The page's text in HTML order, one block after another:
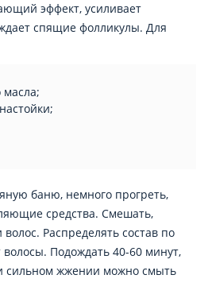
эффект, усиливает
спящие фолликулы. Для
масла;
баню, немного прогреть,
средства. Смешать,
Распределять состав по
Подождать 40-60 минут,
жжении можно смыть